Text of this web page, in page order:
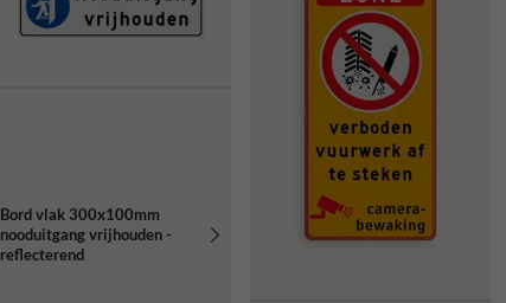
Bord vlak 300x100mm
nooduitgang vrijhouden -
reflecterend